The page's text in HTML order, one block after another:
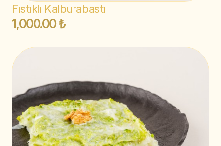
Fıstıklı Kalburabastı
1,000.00 ₺